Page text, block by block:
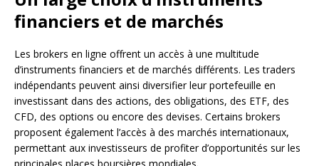
financiers et de marchés
Les brokers en ligne offrent un accès à une multitude
d’instruments financiers et de marchés différents. Les traders
indépendants peuvent ainsi diversifier leur portefeuille en
investissant dans des actions, des obligations, des ETF, des
CFD, des options ou encore des devises. Certains brokers
proposent également l’accès à des marchés internationaux,
permettant aux investisseurs de profiter d’opportunités sur les